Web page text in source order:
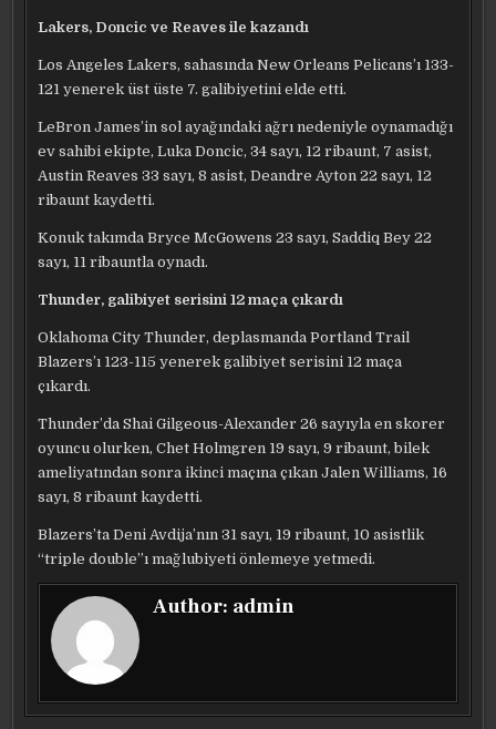
Lakers, Doncic ve Reaves ile kazandı
Los Angeles Lakers, sahasında New Orleans Pelicans’ı 133-
121 yenerek üst üste 7. galibiyetini elde etti.
LeBron James’in sol ayağındaki ağrı nedeniyle oynamadığı
ev sahibi ekipte, Luka Doncic, 34 sayı, 12 ribaunt, 7 asist,
Austin Reaves 33 sayı, 8 asist, Deandre Ayton 22 sayı, 12
ribaunt kaydetti.
Konuk takımda Bryce McGowens 23 sayı, Saddiq Bey 22
sayı, 11 ribauntla oynadı.
Thunder, galibiyet serisini 12 maça çıkardı
Oklahoma City Thunder, deplasmanda Portland Trail
Blazers’ı 123-115 yenerek galibiyet serisini 12 maça
çıkardı.
Thunder’da Shai Gilgeous-Alexander 26 sayıyla en skorer
oyuncu olurken, Chet Holmgren 19 sayı, 9 ribaunt, bilek
ameliyatından sonra ikinci maçına çıkan Jalen Williams, 16
sayı, 8 ribaunt kaydetti.
Blazers’ta Deni Avdija’nın 31 sayı, 19 ribaunt, 10 asistlik
“triple double”ı mağlubiyeti önlemeye yetmedi.
Author: admin